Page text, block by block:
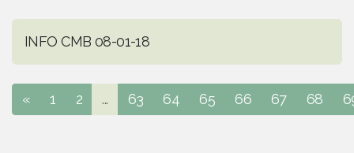
INFO CMB 08-01-18
« 1 2 ... 63 64 65 66 67 68